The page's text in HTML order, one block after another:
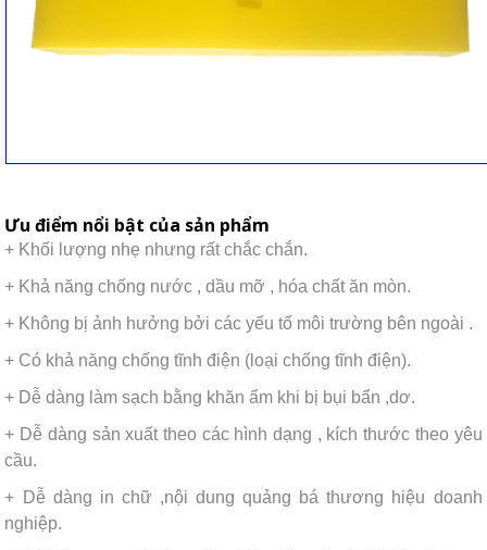
Ưu điểm nổi bật của sản phẩm
+ Khối lượng nhẹ nhưng rất chắc chắn.
+ Khả năng chống nước , dầu mỡ , hóa chất ăn mòn.
+ Không bị ảnh hưởng bởi các yếu tố môi trường bên ngoài .
+ Có khả năng chống tĩnh điện (loại chống tĩnh điện).
+ Dễ dàng làm sạch bằng khăn ẩm khi bị bụi bẩn ,dơ.
+ Dễ dàng sản xuất theo các hình dạng , kích thước theo yêu
cầu.
+ Dễ dàng in chữ ,nội dung quảng bá thương hiệu doanh
nghiệp.